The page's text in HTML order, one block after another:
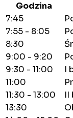
Godzina
7:45
7:55 - 8:05
8:30
9:00 - 9:20
9:30 - 11:00
I
11:00
11:30 - 13:00
II
13:30